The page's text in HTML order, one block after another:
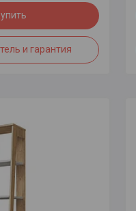
и гарантия